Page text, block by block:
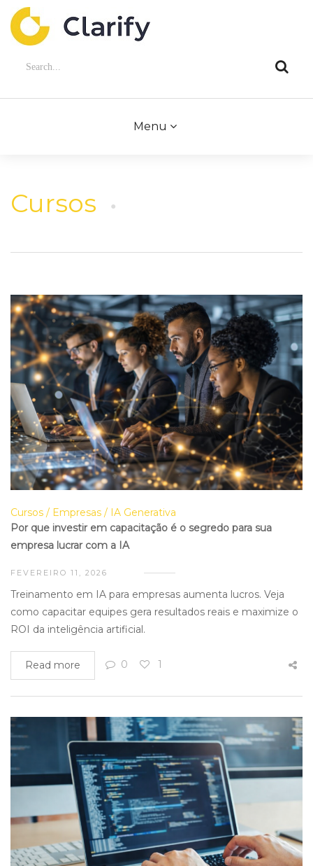
Menu
Cursos
Cursos Empresas
IA Generativa
Por que investir em capacitação é o segredo para sua
empresa lucrar com a IA
FEVEREIRO 11, 2026
Treinamento em IA para empresas aumenta lucros. Veja
como capacitar equipes gera resultados reais e maximize o
ROI da inteligência artificial.
Read more 0 1